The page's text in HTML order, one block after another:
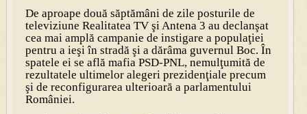
De aproape două săptămâni de zile posturile de
televiziune Realitatea TV şi Antena 3 au declanşat
cea mai amplă campanie de instigare a populaţiei
pentru a ieşi în stradă şi a dărâma guvernul Boc. În
spatele ei se află mafia PSD-PNL, nemulţumită de
rezultatele ultimelor alegeri prezidenţiale precum
şi de reconfigurarea ulterioară a parlamentului
României.